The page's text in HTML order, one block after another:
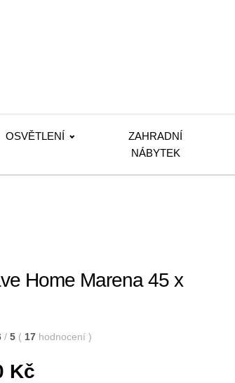
OSVĚTLENÍ
ZAHRADNÍ
NÁBYTEK
Home Marena 45 x
/ 5 ( 17 hodnocení )
Kč